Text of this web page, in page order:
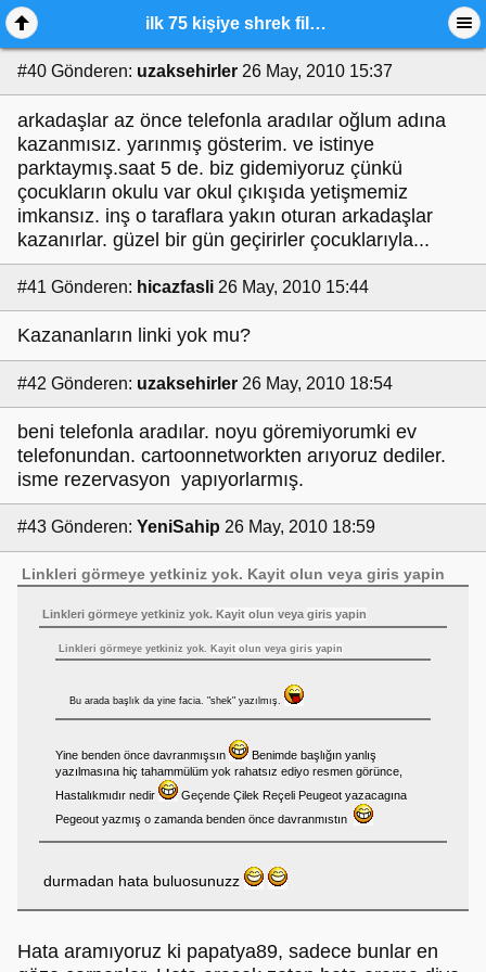
ilk 75 kişiye shrek filmi hediye
#40 Gönderen: uzaksehirler 26 May, 2010 15:37
arkadaşlar az önce telefonla aradılar oğlum adına
kazanmısız. yarınmış gösterim. ve istinye
parktaymış.saat 5 de. biz gidemiyoruz çünkü
çocukların okulu var okul çıkışıda yetişmemiz
imkansız. inş o taraflara yakın oturan arkadaşlar
kazanırlar. güzel bir gün geçirirler çocuklarıyla...
#41 Gönderen: hicazfasli 26 May, 2010 15:44
Kazananların linki yok mu?
#42 Gönderen: uzaksehirler 26 May, 2010 18:54
beni telefonla aradılar. noyu göremiyorumki ev
telefonundan. cartoonnetworkten arıyoruz dediler.
isme rezervasyon yapıyorlarmış.
#43 Gönderen: YeniSahip 26 May, 2010 18:59
Linkleri görmeye yetkiniz yok. Kayit olun veyagiris yapin
Linkleri görmeye yetkiniz yok.Kayit olun veyagiris yapin
Linkleri görmeye yetkiniz yok. Kayit olun veyagiris yapin
Bu arada başlık da yine facia. "shek" yazılmış.
Yine benden önce davranmışsın
Benimde başlığın yanlış
yazılmasına hiç tahammülüm yok rahatsız ediyo resmen görünce,
Hastalıkmıdır nedir
Geçende Çilek Reçeli Peugeot yazacagına
Pegeout yazmış o zamanda benden önce davranmıstın
durmadan hata buluosunuzz
Hata aramıyoruz ki papatya89, sadece bunlar en